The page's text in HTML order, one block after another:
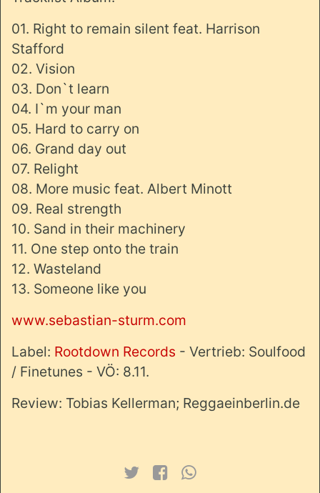
01. Right to remain silent feat. Harrison
Stafford
02. Vision
03. Don`t learn
04. I`m your man
05. Hard to carry on
06. Grand day out
07. Relight
08. More music feat. Albert Minott
09. Real strength
10. Sand in their machinery
11. One step onto the train
12. Wasteland
13. Someone like you
www.sebastian-sturm.com
Label: Rootdown Records - Vertrieb: Soulfood
/ Finetunes - VÖ: 8.11.
Review: Tobias Kellerman; Reggaeinberlin.de